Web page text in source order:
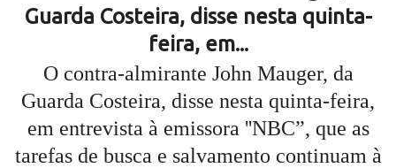
Guarda Costeira, disse nesta quinta-
feira, em...
O contra-almirante John Mauger, da
Guarda Costeira, disse nesta quinta-feira,
em entrevista à emissora ''NBC”, que as
tarefas de busca e salvamento continuam à